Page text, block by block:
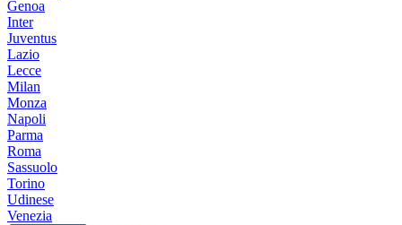
Genoa
Inter
Juventus
Lazio
Lecce
Milan
Monza
Napoli
Parma
Roma
Sassuolo
Torino
Udinese
Venezia